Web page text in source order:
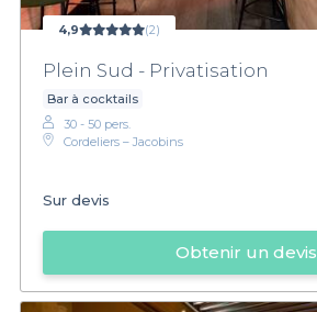
4,9 (2)
Plein Sud - Privatisation
Bar à cocktails
30 - 50 pers.
Cordeliers – Jacobins
Sur devis
Obtenir un devis